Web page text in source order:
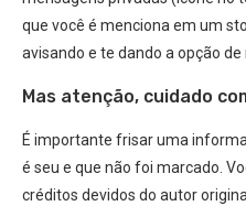
que você é menciona em um
avisando e te dando a opção de
Mas atenção, cuidado
É importante frisar uma
é seu e que não foi marcado.
créditos devidos do autor